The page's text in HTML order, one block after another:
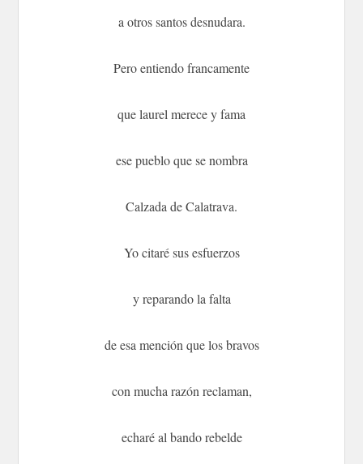
a otros santos desnudara.
Pero entiendo francamente
que laurel merece y fama
ese pueblo que se nombra
Calzada de Calatrava.
Yo citaré sus esfuerzos
y reparando la falta
de esa mención que los bravos
con mucha razón reclaman,
echaré al bando rebelde